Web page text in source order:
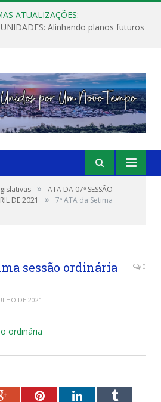
ATUALIZAÇÕES:
Alinhando planos futuros
»
ATA DA 07ª SESSÃO
DE 2021
»
7ª ATA da Setima
sessão ordinária 0
DE 2021
ordinária
Google+PinterestLinkedInTumblr